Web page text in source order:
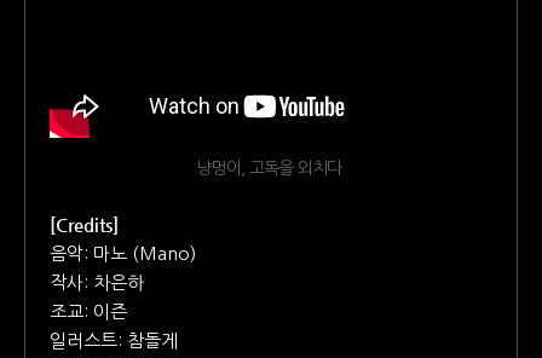
냥멍이, 고독을 외치다
[Credits]
음악: 마노 (Mano)
작사: 차은하
조교: 이즌
일러스트: 참돌게